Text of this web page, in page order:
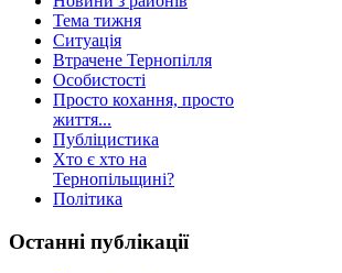
Тема тижня
Ситуація
Втрачене Тернопілля
Особистості
Просто кохання, просто
життя...
Публіцистика
Хто є хто на
Тернопільщині?
Політика
Останні публікації